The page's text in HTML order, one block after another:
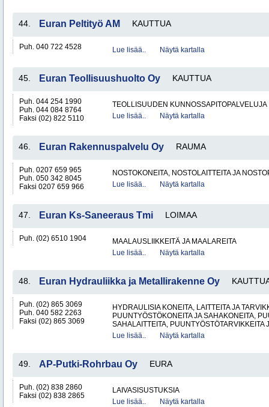
44. Euran Peltityö AM KAUTTUA
Puh. 040 722 4528 Lue lisää.. Näytä kartalla
45. Euran Teollisuushuolto Oy KAUTTUA
Puh. 044 254 1990
Puh. 044 084 8764
Faksi (02) 822 5110
TEOLLISUUDEN KUNNOSSAPITOPALVELUJA
Lue lisää..
Näytä kartalla
46. Euran Rakennuspalvelu Oy RAUMA
Puh. 0207 659 965
Puh. 050 342 8045
Faksi 0207 659 966
NOSTOKONEITA, NOSTOLAITTEITA JA
Lue lisää..
Näytä kartalla
47. Euran Ks-Saneeraus Tmi LOIMAA
Puh. (02) 6510 1904
MAALAUSLIIKKEITÄ JA MAALAREITA
Lue lisää..
Näytä kartalla
48. Euran Hydrauliikka ja Metallirakenne Oy
Puh. (02) 865 3069
Puh. 040 582 2263
Faksi (02) 865 3069
HYDRAULISIA KONEITA, LAITTEITA JA
PUUNTYÖSTÖKONEITA JA SAHAKONEITA,
SAHALAITTEITA, PUUNTYÖSTÖTARVIKKEITA
Lue lisää..
Näytä kartalla
49. AP-Putki-Rohrbau Oy EURA
Puh. (02) 838 2860
Faksi (02) 838 2865
LAIVASISUSTUKSIA
Lue lisää..
Näytä kartalla